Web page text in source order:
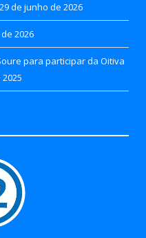
29 de junho de 2026
2026
para participar da Oitiva